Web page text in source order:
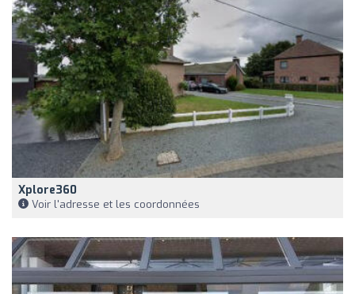
Xplore360
Voir l'adresse et les coordonnées